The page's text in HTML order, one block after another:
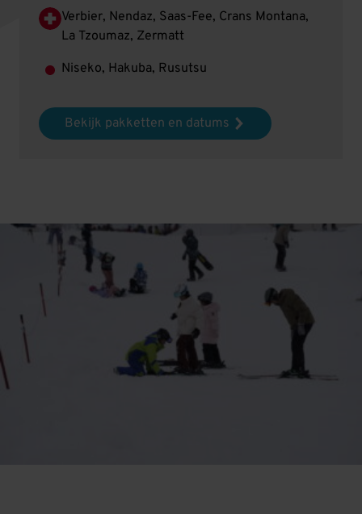
Verbier, Nendaz, Saas-Fee, Crans Montana,
La Tzoumaz, Zermatt
Niseko, Hakuba, Rusutsu
Bekijk pakketten en datums